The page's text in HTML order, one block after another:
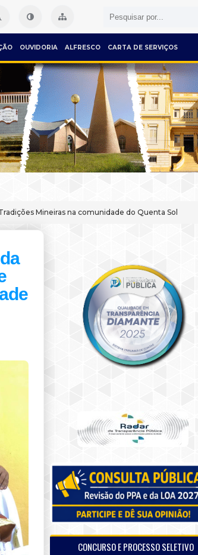
OUVIDORIA ALFRESCO CARTA DE SERVIÇOS
Mineiras na comunidade do Quenta Sol
CONCURSO E PROCESSO SELETIVO